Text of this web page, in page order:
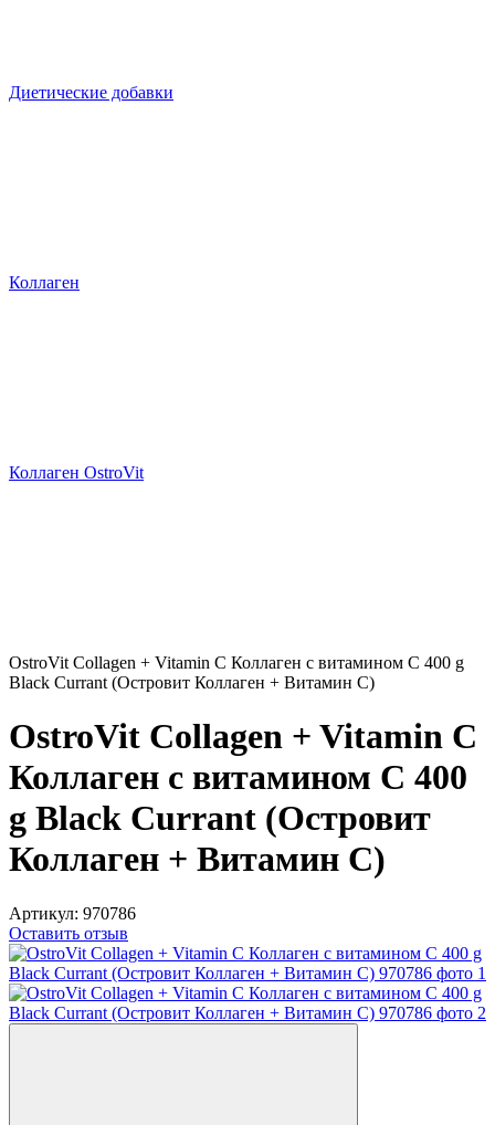
Диетические добавки
Коллаген
Коллаген OstroVit
OstroVit Collagen + Vitamin C Коллаген с витамином С 400 g
Black Currant (Островит Коллаген + Витамин С)
OstroVit Collagen + Vitamin C
Коллаген с витамином С 400
g Black Currant (Островит
Коллаген + Витамин С)
Артикул: 970786
Оставить отзыв